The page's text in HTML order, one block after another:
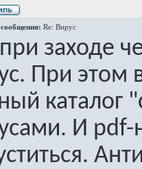
Re: Вирус
заходе
При этом
каталог
И pdf-